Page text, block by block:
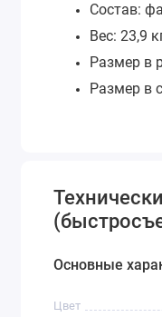
Состав:
Вес: 23,9
Размер в
Размер в
Основные
Цвет